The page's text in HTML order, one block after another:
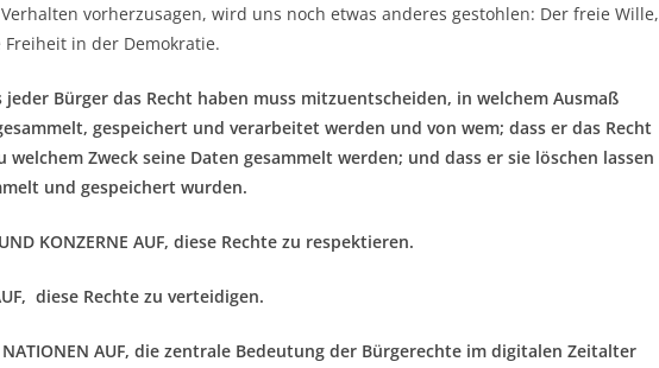
vorherzusagen, wird uns noch etwas anderes gestohlen: Der freie Wille,
in der Demokratie.
jeder Bürger das Recht haben muss mitzuentscheiden, in welchem Ausmaß
gespeichert und verarbeitet werden und von wem; dass er das Recht
Zweck seine Daten gesammelt werden; und dass er sie löschen lassen
und gespeichert wurden.
UND KONZERNE AUF, diese Rechte zu respektieren.
diese Rechte zu verteidigen.
NATIONEN AUF, die zentrale Bedeutung der Bürgerechte im digitalen Zeitalter